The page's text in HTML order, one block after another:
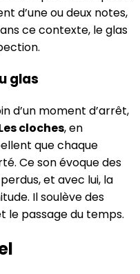
d’une ou deux notes,
ce contexte, le glas
glas
d’un moment d’arrêt,
cloches, en
que chaque
Ce son évoque des
et avec lui, la
Il soulève des
le passage du temps.